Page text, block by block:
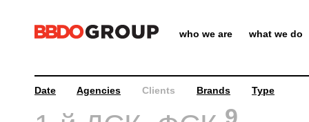
who we are what we do
Date Agencies Clients Brands Type
9